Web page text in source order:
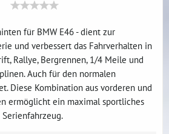
für BMW E46 - dient zur
und verbessert das Fahrverhalten in
Rallye, Bergrennen, 1/4 Meile und
Auch für den normalen
Diese Kombination aus vorderen und
ermöglicht ein maximal sportliches